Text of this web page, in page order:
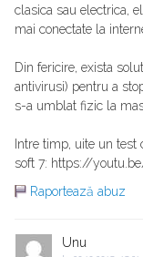
clasica sau electrica,
mai conectate la
Din fericire, exista
antivirusi) pentru a
s-a umblat fizic la
Intre timp, uite un
soft 7: https://
Raportează abuz
Unu